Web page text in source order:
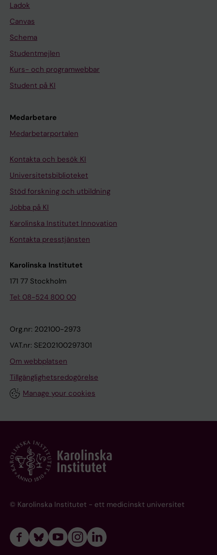
Ladok
Canvas
Schema
Studentmejlen
Kurs- och programwebbar
Student på KI
Medarbetare
Medarbetarportalen
Kontakta och besök KI
Universitetsbiblioteket
Stöd forskning och utbildning
Jobba på KI
Karolinska Institutet Innovation
Kontakta presstjänsten
Karolinska Institutet
171 77 Stockholm
Tel: 08-524 800 00
Org.nr: 202100-2973
VAT.nr: SE202100297301
Om webbplatsen
Tillgänglighetsredogörelse
Manage your cookies
© Karolinska Institutet - ett medicinskt universitet